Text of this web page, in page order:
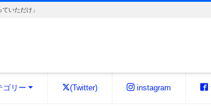
いただけ」
ゴリー (Twitter) instagram